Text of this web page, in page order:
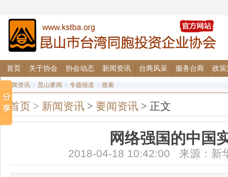
首页 关于协会 协会动态 新闻资讯 台商风采 服务台商 政策
要闻资讯 昆山要闻 专题报道 搜索
首页 > 新闻资讯 > 要闻资讯 > 正文
网络强国的中国
2018-04-18 10:42:00 来源：